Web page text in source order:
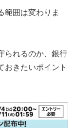
範囲は変わりま
られるのか、銀行
おきたいポイント